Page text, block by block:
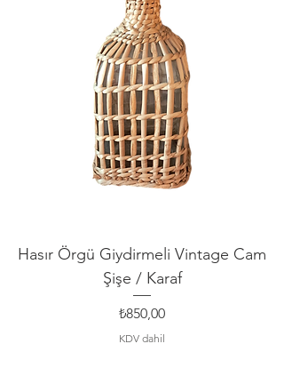
Hasır Örgü Giydirmeli Vintage Cam
Şişe / Karaf
Fiyat
₺850,00
KDV dahil